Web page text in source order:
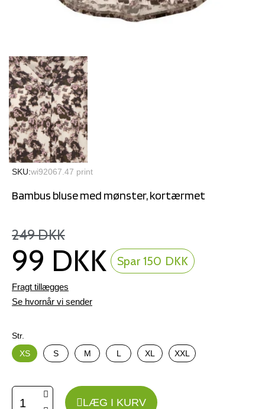
SKU wi92067.47 print
Bambus bluse med mønster, kortærmet
249 DKK
99 DKK Spar 150 DKK
Fragt tillægges
Se hvornår vi sender
Str.
XS
S M L XL XXL
LÆG I KURV